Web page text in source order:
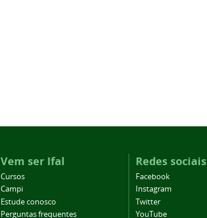
Vem ser Ifal
Cursos
Campi
Estude conosco
Perguntas frequentes
Redes sociais
Facebook
Instagram
Twitter
YouTube